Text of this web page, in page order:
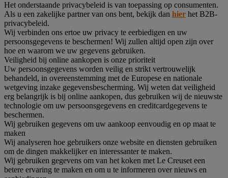
Het onderstaande privacybeleid is van toepassing op consumenten.
Als u een zakelijke partner van ons bent, bekijk dan hier het B2B-
privacybeleid.
Wij verbinden ons ertoe uw privacy te eerbiedigen en uw
persoonsgegevens te beschermen! Wij zullen altijd open zijn over
hoe en waarom we uw gegevens gebruiken.
Veiligheid bij online aankopen is onze prioriteit
Uw persoonsgegevens worden veilig en strikt vertrouwelijk
behandeld, in overeenstemming met de Europese en nationale
wetgeving inzake gegevensbescherming. Wij weten dat veiligheid
erg belangrijk is bij online aankopen, dus gebruiken wij de nieuwste
technologie om uw persoonsgegevens en creditcardgegevens te
beschermen.
Wij gebruiken gegevens om uw aankoop eenvoudig en op maat te
maken
Wij analyseren hoe gebruikers onze website en diensten gebruiken
om de dingen makkelijker en interessanter te maken.
Wij gebruiken gegevens om van het koken met Le Creuset een
betere ervaring te maken en om u te informeren over nieuws en